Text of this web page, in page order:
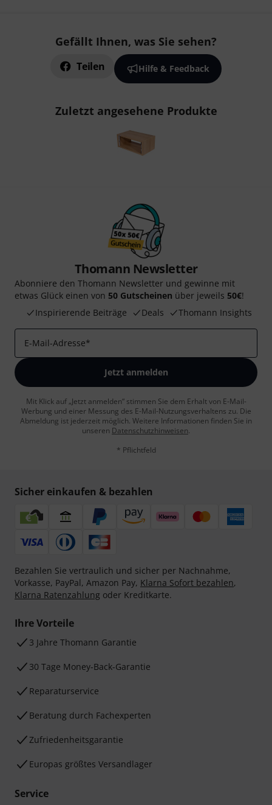
Gefällt Ihnen, was Sie sehen?
Teilen Hilfe & Feedback
Zuletzt angesehene Produkte
Thomann Newsletter
Abonniere den Thomann Newsletter und gewinne mit
etwas Glück einen von 50 Gutscheinen über jeweils 50€!
Inspirierende Beiträge
Deals Thomann Insights
E-Mail-Adresse*
Jetzt anmelden
Mit Klick auf „Jetzt anmelden“ stimmen Sie dem Erhalt von E-Mail-
Werbung und einer Messung des E-Mail-Nutzungsverhaltens zu. Die
Abmeldung ist jederzeit möglich. Weitere Informationen finden Sie in
unseren Datenschutzhinweisen.
* Pflichtfeld
Sicher einkaufen & bezahlen
Bezahlen Sie vertraulich und sicher per Nachnahme,
Vorkasse, PayPal, Amazon Pay, Klarna Sofort bezahlen,
Klarna Ratenzahlung oder Kreditkarte.
Ihre Vorteile
3 Jahre Thomann Garantie
30 Tage Money-Back-Garantie
Reparaturservice
Beratung durch Fachexperten
Zufriedenheitsgarantie
Europas größtes Versandlager
Service